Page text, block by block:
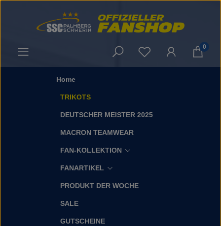
Zum Hauptinhalt springen
Du hast 0 0
Home
TRIKOTS
DEUTSCHER MEISTER 2025
MACRON TEAMWEAR
FAN-KOLLEKTION
FANARTIKEL
PRODUKT DER WOCHE
SALE
GUTSCHEINE